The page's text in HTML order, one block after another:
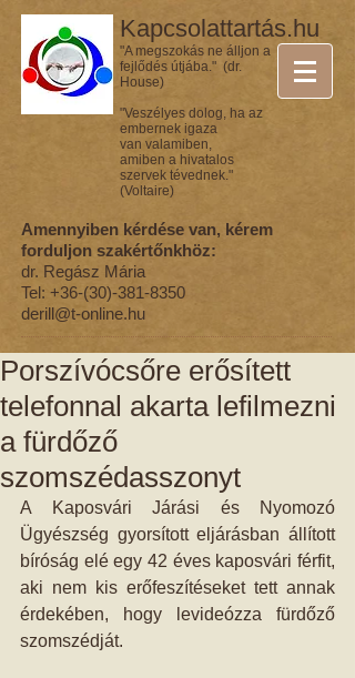
Kapcsolattartás.hu
"A megszokás ne álljon a
fejlődés útjába." (dr.
House)
"Veszélyes dolog, ha az
embernek igaza
van valamiben,
amiben a hivatalos
szervek tévednek."
(Voltaire)
Amennyiben kérdése van, kérem
forduljon szakértőnkhöz:
dr. Regász Mária
Tel: +36-(30)-381-8350
derill@t-online.hu
Porszívócsőre erősített
telefonnal akarta lefilmezni
a fürdőző
szomszédasszonyt
A Kaposvári Járási és Nyomozó
Ügyészség gyorsított eljárásban állított
bíróság elé egy 42 éves kaposvári férfit,
aki nem kis erőfeszítéseket tett annak
érdekében, hogy levideózza fürdőző
szomszédját.